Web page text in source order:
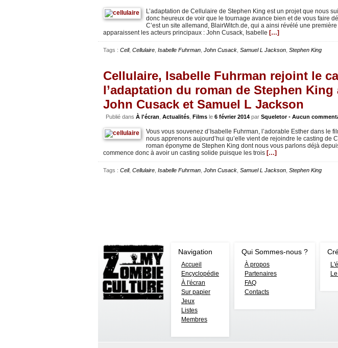
L’adaptation de Cellulaire de Stephen King est un projet que nous
donc heureux de voir que le tournage avance bien et de vous faire
C’est un site allemand, BlairWitch.de, qui a ainsi révélé une
apparaissent les acteurs principaux : John Cusack, Isabelle […]
Tags : Cell, Cellulaire Isabelle Fuhrman John Cusack Samuel L Jackson Stephen King
Cellulaire, Isabelle Fuhrman rejoint le
l’adaptation du roman de Stephen King
John Cusack et Samuel L Jackson
Publié dans À l'écran Actualités Films le 6 février 2014 par Squeletor• Aucun
Vous vous souvenez d’Isabelle Fuhrman, l’adorable Esther dans le
nous apprenons aujourd’hui qu’elle vient de rejoindre le casting de
roman éponyme de Stephen King dont nous vous parlons déjà
commence donc à avoir un casting solide puisque les trois […]
Tags : Cell, Cellulaire Isabelle Fuhrman John Cusack Samuel L Jackson Stephen King
Navigation
Accueil
Encyclopédie
À l'écran
Sur papier
Jeux
Listes
Membres
Qui Sommes-nous ?
À propos
Partenaires
FAQ
Contacts